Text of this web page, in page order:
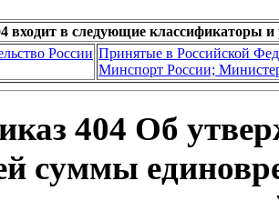
входит в следующие классификаторы и
России Принятые в Российской
Минспорт России;
404 Об
суммы